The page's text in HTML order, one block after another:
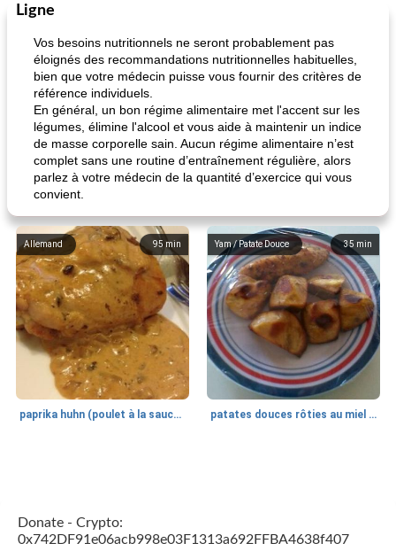
Ligne
Vos besoins nutritionnels ne seront probablement pas
éloignés des recommandations nutritionnelles habituelles,
bien que votre médecin puisse vous fournir des critères de
référence individuels.
En général, un bon régime alimentaire met l'accent sur les
légumes, élimine l'alcool et vous aide à maintenir un indice
de masse corporelle sain. Aucun régime alimentaire n’est
complet sans une routine d’entraînement régulière, alors
parlez à votre médecin de la quantité d’exercice qui vous
convient.
95 min
Allemand
paprika huhn (poulet à la sauce paprika).
35 min
Yam / Patate Douce
patates douces rôties au miel / kumara
Donate - Crypto:
0x742DF91e06acb998e03F1313a692FFBA4638f407